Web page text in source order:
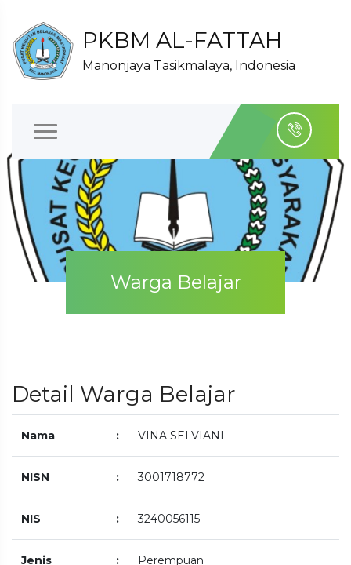
PKBM AL-FATTAH
Manonjaya Tasikmalaya, Indonesia
Warga Belajar
Detail Warga Belajar
Nama : VINA SELVIANI
NISN : 3001718772
NIS : 3240056115
Jenis
: Perempuan